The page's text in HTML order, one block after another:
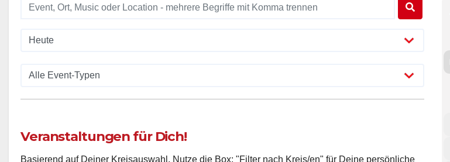
Veranstaltungen für Dich!
Basierend auf Deiner Kreisauswahl. Nutze die Box: "Filter nach Kreis/en" für Deine persönliche